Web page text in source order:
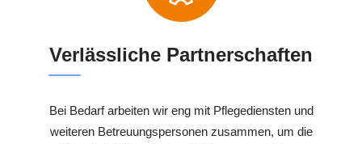
Verlässliche Partnerschaften
Bei Bedarf arbeiten wir eng mit Pflegediensten und
weiteren Betreuungspersonen zusammen, um die